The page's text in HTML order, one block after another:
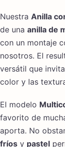
Nuestra Anilla
de una anilla de
con un montaje
nosotros. El
versátil que
color y las
El modelo
favorito de
aporta. No
fríos y pastel